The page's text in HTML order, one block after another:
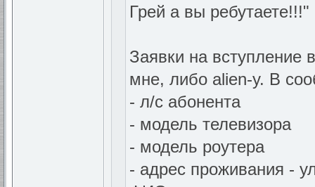
Грей а вы ребутаете!!!"
Заявки на вступление
мне, либо alien-у. В
- л/с абонента
- модель телевизора
- модель роутера
- адрес проживания -